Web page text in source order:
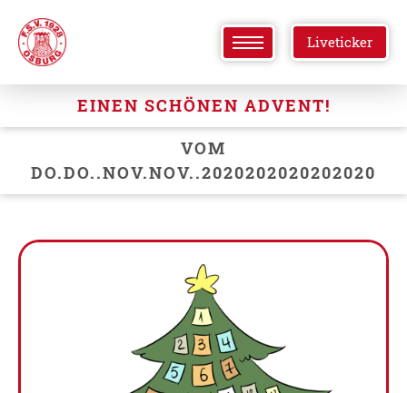
Liveticker
EINEN SCHÖNEN ADVENT!
VOM
DO.DO..NOV.NOV..2020202020202020